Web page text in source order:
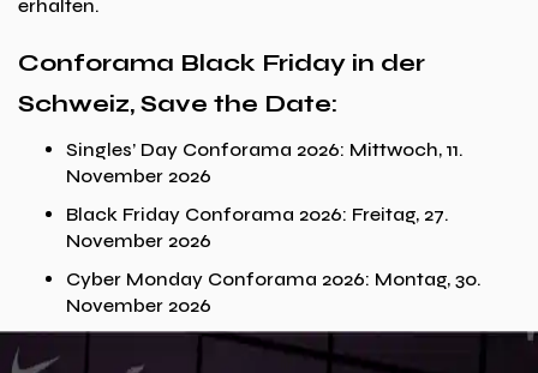
erhalten.
Conforama Black Friday in der
Schweiz, Save the Date:
Singles’ Day Conforama 2026: Mittwoch, 11.
November 2026
Black Friday Conforama 2026: Freitag, 27.
November 2026
Cyber Monday Conforama 2026: Montag, 30.
November 2026